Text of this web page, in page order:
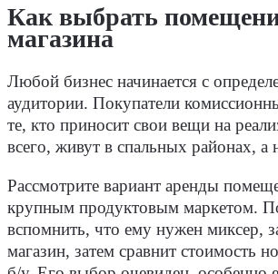
Как выбрать
магазина
Любой бизнес начинается с
аудитории. Покупатели
те, кто приносит свои вещи на
всего, живут в спальных районах, а
Рассмотрите вариант аренды
крупным продуктовым маркетом.
вспомнить, что ему нужен миксер,
магазин, затем сравнит стоимость